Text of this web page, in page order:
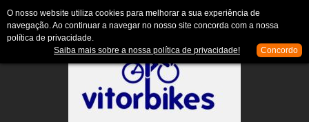
Contacte-nos
O nosso website utiliza cookies para melhorar a sua experiência de
navegação. Ao continuar a navegar no nosso site concorda com a nossa
política de privacidade.
Saiba mais sobre a nossa política de privacidade!
Concordo